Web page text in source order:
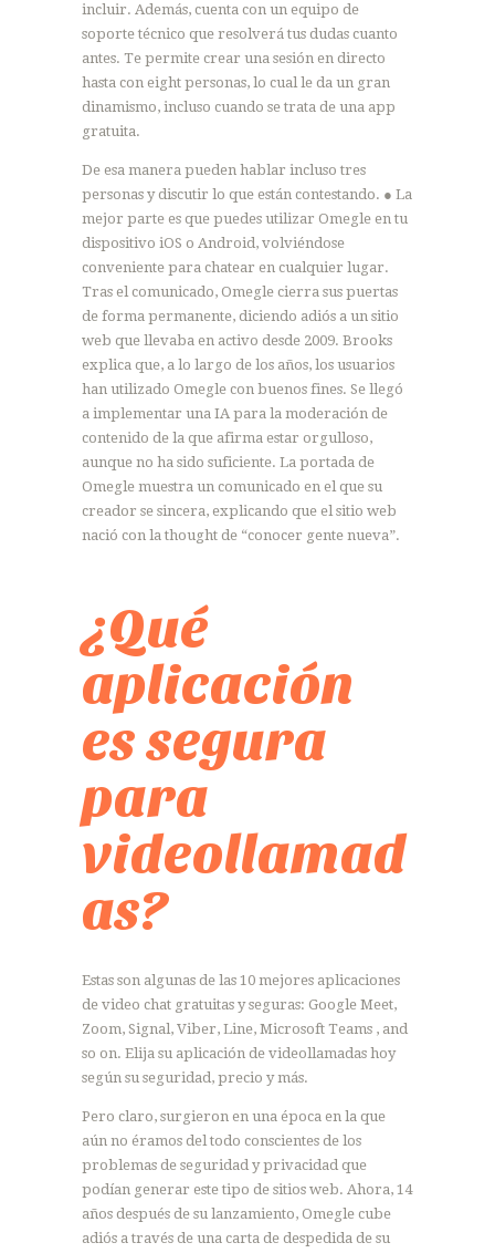
incluir. Además, cuenta con un equipo de
soporte técnico que resolverá tus dudas cuanto
antes. Te permite crear una sesión en directo
hasta con eight personas, lo cual le da un gran
dinamismo, incluso cuando se trata de una app
gratuita.
De esa manera pueden hablar incluso tres
personas y discutir lo que están contestando. ● La
mejor parte es que puedes utilizar Omegle en tu
dispositivo iOS o Android, volviéndose
conveniente para chatear en cualquier lugar.
Tras el comunicado, Omegle cierra sus puertas
de forma permanente, diciendo adiós a un sitio
web que llevaba en activo desde 2009. Brooks
explica que, a lo largo de los años, los usuarios
han utilizado Omegle con buenos fines. Se llegó
a implementar una IA para la moderación de
contenido de la que afirma estar orgulloso,
aunque no ha sido suficiente. La portada de
Omegle muestra un comunicado en el que su
creador se sincera, explicando que el sitio web
nació con la thought de “conocer gente nueva”.
¿Qué
aplicación
es segura
para
videollamad
as?
Estas son algunas de las 10 mejores aplicaciones
de video chat gratuitas y seguras: Google Meet,
Zoom, Signal, Viber, Line, Microsoft Teams , and
so on. Elija su aplicación de videollamadas hoy
según su seguridad, precio y más.
Pero claro, surgieron en una época en la que
aún no éramos del todo conscientes de los
problemas de seguridad y privacidad que
podían generar este tipo de sitios web. Ahora, 14
años después de su lanzamiento, Omegle cube
adiós a través de una carta de despedida de su